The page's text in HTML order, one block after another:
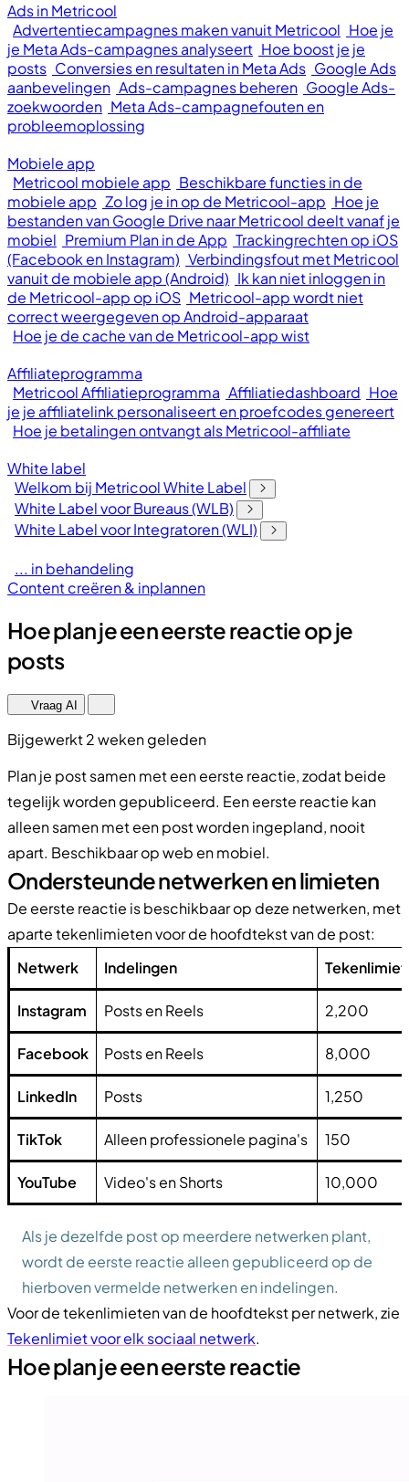
Ads in Metricool
Advertentiecampagnes maken vanuit Metricool Hoe je
je Meta Ads-campagnes analyseert Hoe boost je je
posts Conversies en resultaten in Meta Ads Google Ads
aanbevelingen Ads-campagnes beheren Google Ads-
zoekwoorden Meta Ads-campagnefouten en
probleemoplossing
Mobiele app
Metricool mobiele app Beschikbare functies in de
mobiele app Zo log je in op de Metricool-app Hoe je
bestanden van Google Drive naar Metricool deelt vanaf je
mobiel Premium Plan in de App Trackingrechten op iOS
(Facebook en Instagram) Verbindingsfout met Metricool
vanuit de mobiele app (Android) Ik kan niet inloggen in
de Metricool-app op iOS Metricool-app wordt niet
correct weergegeven op Android-apparaat
Hoe je de cache van de Metricool-app wist
Affiliateprogramma
Metricool Affiliatieprogramma Affiliatiedashboard Hoe
je je affiliatelink personaliseert en proefcodes genereert
Hoe je betalingen ontvangt als Metricool-affiliate
White label
Welkom bij Metricool White Label
White Label voor Bureaus (WLB)
White Label voor Integratoren (WLI)
... in behandeling
Content creëren & inplannen
Hoe plan je een eerste reactie op je
posts
Vraag AI
Bijgewerkt 2 weken geleden
Plan je post samen met een eerste reactie, zodat beide
tegelijk worden gepubliceerd. Een eerste reactie kan
alleen samen met een post worden ingepland, nooit
apart. Beschikbaar op web en mobiel.
Ondersteunde netwerken en limieten
De eerste reactie is beschikbaar op deze netwerken, met
aparte tekenlimieten voor de hoofdtekst van de post:
Netwerk
Indelingen Tekenlimiet
Instagram Posts en Reels 2,200
Facebook Posts en Reels 8,000
LinkedIn Posts 1,250
TikTok Alleen professionele pagina's 150
YouTube Video's en Shorts 10,000
Als je dezelfde post op meerdere netwerken plant,
wordt de eerste reactie alleen gepubliceerd op de
hierboven vermelde netwerken en indelingen.
Voor de tekenlimieten van de hoofdtekst per netwerk, zie
Tekenlimiet voor elk sociaal netwerk.
Hoe plan je een eerste reactie